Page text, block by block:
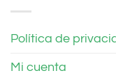
Política de
Mi cuenta